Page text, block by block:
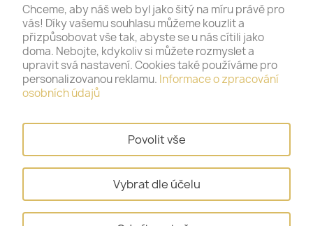
PRODUKTY
NAŠE SPOLEČNOST 

INFORMACE O OBCHODU keyboard_arrow_down
Chceme, aby náš web byl jako šitý na míru právě pro
vás! Díky vašemu souhlasu můžeme kouzlit a
přizpůsobovat vše tak, abyste se u nás cítili jako
doma. Nebojte, kdykoliv si můžete rozmyslet a
upravit svá nastavení. Cookies také používáme pro
personalizovanou reklamu. Informace o zpracování
osobních údajů
Povolit vše
Vybrat dle účelu